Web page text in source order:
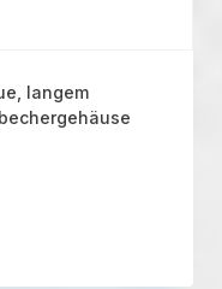
langem